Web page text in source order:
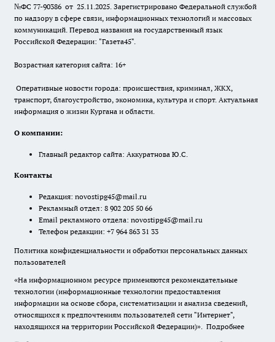
№ФС 77-90386 от 25.11.2025. Зарегистрировано Федеральной службой
по надзору в сфере связи, информационных технологий и массовых
коммуникаций. Перевод названия на государственный язык
Российской Федерации: "Газета45".
Возрастная категория сайта: 16+
Оперативные новости города: происшествия, криминал, ЖКХ,
транспорт, благоустройство, экономика, культура и спорт. Актуальная
информация о жизни Кургана и области.
О компании:
Главный редактор сайта: Аккуратнова Ю.С.
Контакты
Редакция: novostipg45@mail.ru
Рекламный отдел: 8 902 205 50 66
Email рекламного отдела: novostipg45@mail.ru
Телефон редакции: +7 964 863 31 33
Политика конфиденциальности и обработки персональных данных
пользователей
«На информационном ресурсе применяются рекомендательные
технологии (информационные технологии предоставления
информации на основе сбора, систематизации и анализа сведений,
относящихся к предпочтениям пользователей сети "Интернет",
находящихся на территории Российской Федерации)». Подробнее